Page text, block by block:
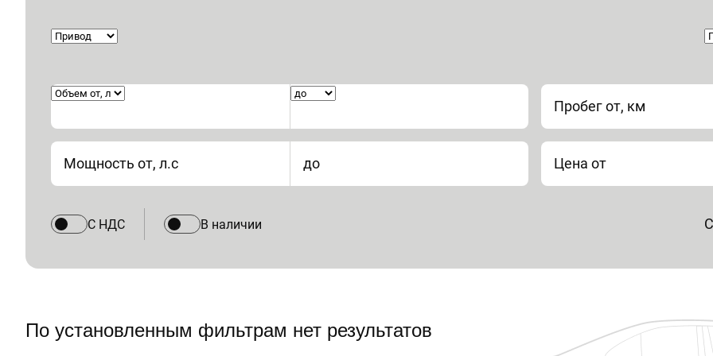
Пробег от, км
Мощность от, л.с до Цена от
С НДС В наличии
По установленным фильтрам нет результатов